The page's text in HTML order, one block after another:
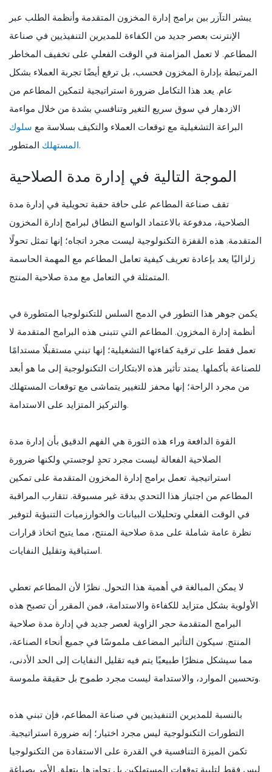
يبشر التآزر بين برامج إدارة المخزون المتقدمة وأنظمة الطلب عبر
الإنترنت بعصر جديد من الكفاءة للمديرين التنفيذيين في صناعة
المطاعم. لا تعمل المزامنة في الوقت الفعلي على تخفيف المخاطر
المرتبطة بإدارة المخزون فحسب، بل ترفع أيضًا تجربة العملاء بشكل
عام. يعد هذا التكامل ضرورة استراتيجية لتمكين المطاعم من
الازدهار في سوق سريع التغير وتنافسي بشدة من خلال مواءمة
البراعة التشغيلية مع توقعات العملاء والتكيف بسلاسة مع سلوك
المستهلكالمتطور.
الموجة التالية في إدارة مدة الصلاحية
تقف صناعة المطاعم على حافة حقبة تحويلية في إدارة مدة
الصلاحية، مدفوعة بالاعتماد الواسع النطاق لبرامج إدارة المخزون
المتقدمة. هذه القفزة التكنولوجية ليست مجرد اتجاه؛ إنها تمثل تحولًا
زلزاليًا يعد بإعادة تعريف كيفية تعامل المطاعم مع المهمة الحاسمة
المتمثلة في التعامل مع مدة صلاحية المنتج.
يكمن جوهر هذا التطور في الدمج السلس للتكنولوجيا المتطورة في
أنظمة إدارة المخزون. المطاعم التي تتبنى هذه البرامج المتقدمة لا
تعمل فقط على ترقية كفاءتها التشغيلية؛ إنها تبني مستقبلًا مستدامًا
للصناعة بأكملها. يمتد تأثير هذه الابتكارات التكنولوجية إلى ما هو أبعد
من مجرد الراحة؛ إنها محفز للتغيير يتماشى مع توقعات المستهلك
والتركيز المتزايد على الاستدامة.
القوة الدافعة وراء هذه الثورة هي الفهم الدقيق بأن إدارة مدة
الصلاحية الفعالة ليست مجرد تحدٍ لوجستي ولكنها ضرورة
استراتيجية. تعمل برامج إدارة المخزون المتقدمة على تمكين
المطاعم من اجتياز هذا التحدي بدقة غير مسبوقة. تتقارب المراقبة
في الوقت الفعلي وتحليلات البيانات والخوارزميات التنبؤية لتوفير
نظرة عامة شاملة على مدة صلاحية المنتج، مما يتيح اتخاذ قرارات
استباقية وتقليل النفايات.
لا يمكن المبالغة في أهمية هذا التحول. نظرًا لأن المطاعم تعطي
الأولوية بشكل متزايد للكفاءة والاستدامة، فمن المقرر أن تصبح هذه
البرامج المتقدمة حجر الزاوية لعصر جديد في إدارة مدة صلاحية
المنتج. سيكون التأثير المضاعف ملموسًا في جميع أنحاء الصناعة،
مما سيشكل منظرًا طبيعيًا يتم فيه تقليل النفايات إلى الحد الأدنى،
وتحسين الموارد، والاستدامة ليست مجرد طموح بل حقيقة ملموسة.
بالنسبة للمديرين التنفيذيين في صناعة المطاعم، فإن تبني هذه
التطورات التكنولوجية ليس مجرد اختيار؛ إنه ضرورة استراتيجية.
تكمن الميزة التنافسية في القدرة على الاستفادة من التكنولوجيا
ليس فقط لتلبية توقعات المستهلكين بل تجاوزها. يتعلق الأمر بصياغة